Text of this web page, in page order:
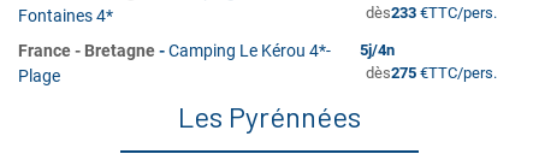
Fontaines 4*
dès233€TTC/pers.
France- Bretagne-Camping Le Kérou 4*-
Plage
5j/4n
dès275€TTC/pers.
Les Pyrénnées